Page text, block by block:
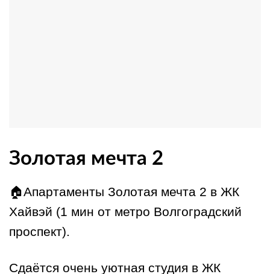
Золотая мечта 2
🏠Апартаменты Золотая мечта 2 в ЖК
Хайвэй (1 мин от метро Волгоградский
проспект).
Сдаётся очень уютная студия в ЖК